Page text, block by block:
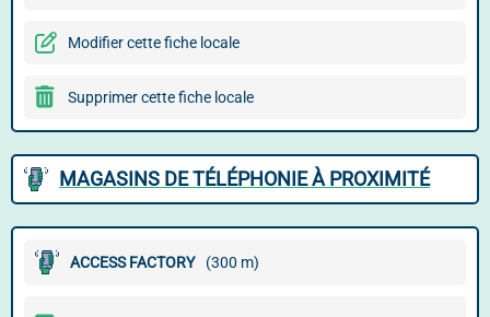
Modifier cette fiche locale
Supprimer cette fiche locale
MAGASINS DE TÉLÉPHONIE À PROXIMITÉ
ACCESS FACTORY (300 m)